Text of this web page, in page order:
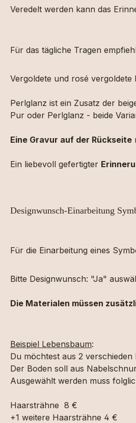
Veredelt werden kann das
Für das tägliche Tragen
Vergoldete und rosé
Perlglanz ist ein Zusatz der
Pur oder Perlglanz - beide
Eine Gravur auf der Rückseite
Ein liebevoll gefertigter
Designwunsch-Einarbeitung
Für die Einarbeitung eines
Bitte Designwunsch: "Ja"
Die Materialen müssen
Beispiel Lebensbaum:
Du möchtest aus 2
Der Boden soll aus
Ausgewählt werden muss
Haarsträhne 8 €
+1 weitere Haarsträhne 4 €